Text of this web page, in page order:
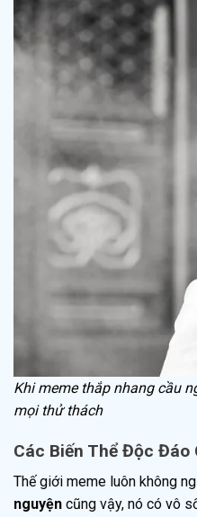
Khi meme thắp nhang cầu
mọi thử thách
Các Biến Thể Độc Đáo
Thế giới meme luôn không
nguyện cũng vậy, nó có vô